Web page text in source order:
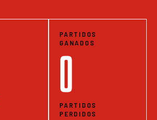
PARTIDOS
GANADOS
0
PARTIDOS
PERDIDOS